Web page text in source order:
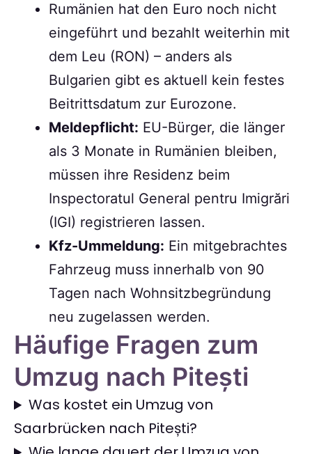
Rumänien hat den Euro noch nicht
eingeführt und bezahlt weiterhin mit
dem Leu (RON) – anders als
Bulgarien gibt es aktuell kein festes
Beitrittsdatum zur Eurozone.
Meldepflicht: EU-Bürger, die länger
als 3 Monate in Rumänien bleiben,
müssen ihre Residenz beim
Inspectoratul General pentru Imigrări
(IGI) registrieren lassen.
Kfz-Ummeldung: Ein mitgebrachtes
Fahrzeug muss innerhalb von 90
Tagen nach Wohnsitzbegründung
neu zugelassen werden.
Häufige Fragen zum
Umzug nach Pitești
Was kostet ein Umzug von
Saarbrücken nach Pitești?